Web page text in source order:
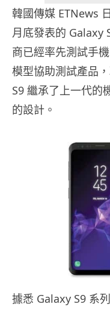
韓國傳媒 ETNews
月底發表的 Galaxy
商已經率先測試手
模型協助測試產品
S9 繼承了上一代的
的設計。
據悉 Galaxy S9 系